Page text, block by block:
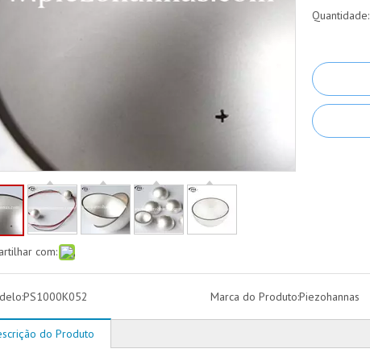
com:
Quantidade:
PS1000K052 Marca do Produto:Piezohannas
do Produto